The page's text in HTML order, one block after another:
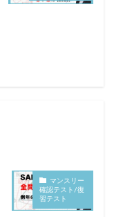
マンスリー
確認テスト/復
習テスト